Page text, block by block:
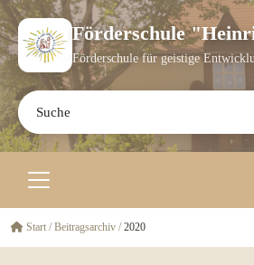
Förderschule
Förderschule für geistige
Start /Beitragsarchiv /2020